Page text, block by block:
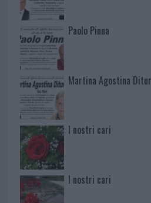
Paolo Pinna
Martina Agostina
I nostri cari
I nostri cari